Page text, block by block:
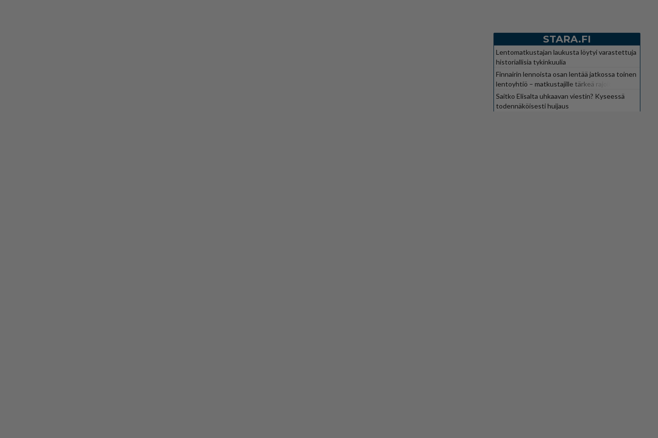
STARA.FI
Lentomatkustajan laukusta löytyi varastettuja
historiallisia tykinkuulia
Finnairin lennoista osan lentää jatkossa toinen
lentoyhtiö – matkustajille tärkeä rajoitus
Saitko Elisalta uhkaavan viestin? Kyseessä
todennäköisesti huijaus